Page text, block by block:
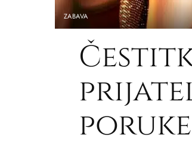
ZABAVA
poruke